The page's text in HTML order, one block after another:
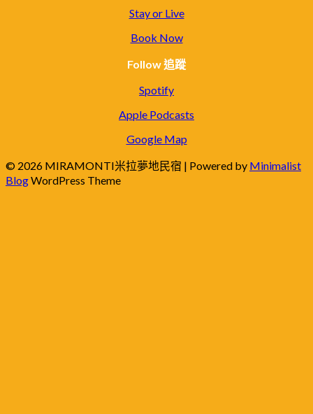
Stay or Live
Book Now
Follow 追蹤
Spotify
Apple Podcasts
Google Map
© 2026 MIRAMONTI米拉夢地民宿 | Powered by Minimalist
BlogWordPress Theme